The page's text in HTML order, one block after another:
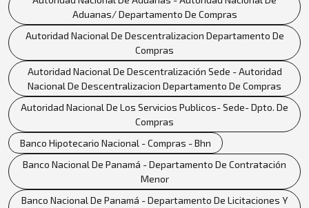
Aduanas/ Departamento De Compras
Autoridad Nacional De Descentralizacion Departamento De
Compras
Autoridad Nacional De Descentralización Sede - Autoridad
Nacional De Descentralizacion Departamento De Compras
Autoridad Nacional De Los Servicios Publicos- Sede- Dpto. De
Compras
Banco Hipotecario Nacional - Compras - Bhn
Banco Nacional De Panamá - Departamento De Contratación
Menor
Banco Nacional De Panamá - Departamento De Licitaciones Y